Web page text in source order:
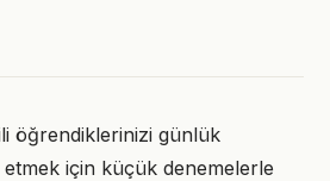
öğrendiklerinizi günlük
etmek için küçük denemelerle